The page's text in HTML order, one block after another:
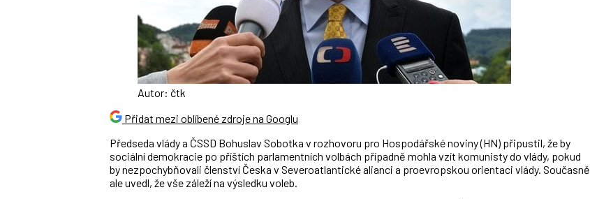
Autor: čtk
Přidat mezi oblíbené zdroje na Googlu
Předseda vlády a ČSSD Bohuslav Sobotka v rozhovoru pro Hospodářské noviny (HN) připustil, že by
sociální demokracie po příštích parlamentních volbách případně mohla vzít komunisty do vlády, pokud
by nezpochybňovali členství Česka v Severoatlantické alianci a proevropskou orientaci vlády. Současně
ale uvedl, že vše záleží na výsledku voleb.